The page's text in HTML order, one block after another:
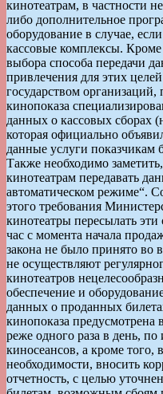
кинотеатрам, в частности
либо дополнительное
оборудование в случае,
кассовые комплексы.
выбора способа передачи
привлечения для этих
государством
кинопоказа
данных о кассовых сборах
которая официально
данные услуги показчикам
Также необходимо
кинотеатрам передавать
автоматическом режиме“.
этого требования
кинотеатры пересылать эти
час с момента начала
закона не было принято во
не осуществляют
кинотеатров
обеспечение и
данных о проданных
кинопоказа предусмотрена
реже одного раза в день,
киносеансов, а кроме того,
необходимости, вносить
отчетность, с целью